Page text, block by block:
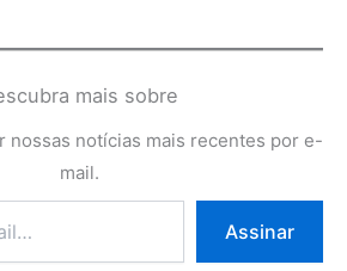
mais sobre
nossas notícias mais recentes por e-
mail.
Assinar